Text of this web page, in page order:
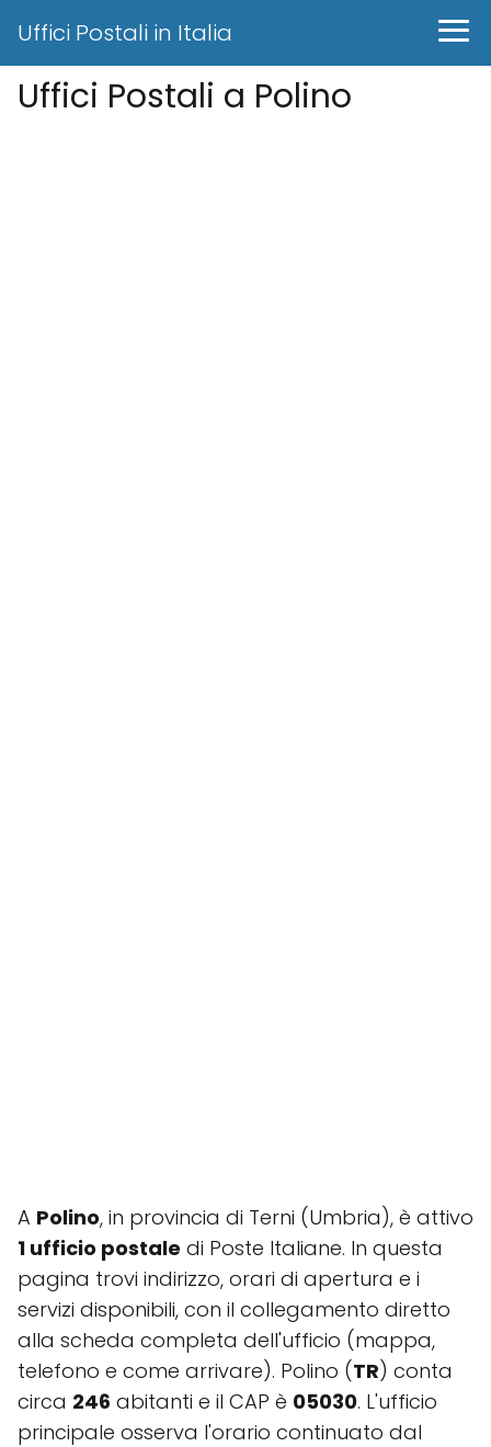
Uffici Postali in Italia
Uffici Postali a Polino
A Polino, in provincia di Terni (Umbria), è attivo
1 ufficio postale di Poste Italiane. In questa
pagina trovi indirizzo, orari di apertura e i
servizi disponibili, con il collegamento diretto
alla scheda completa dell'ufficio (mappa,
telefono e come arrivare). Polino (TR) conta
circa 246 abitanti e il CAP è 05030. L'ufficio
principale osserva l'orario continuato dal